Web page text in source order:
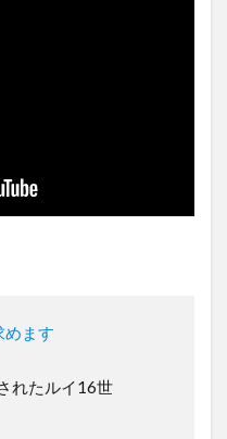
めます
れたルイ16世